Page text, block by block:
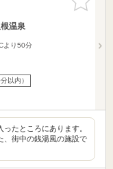
りに追加
温泉
より50分
以内）
たところにあります。
、街中の銭湯風の施設で